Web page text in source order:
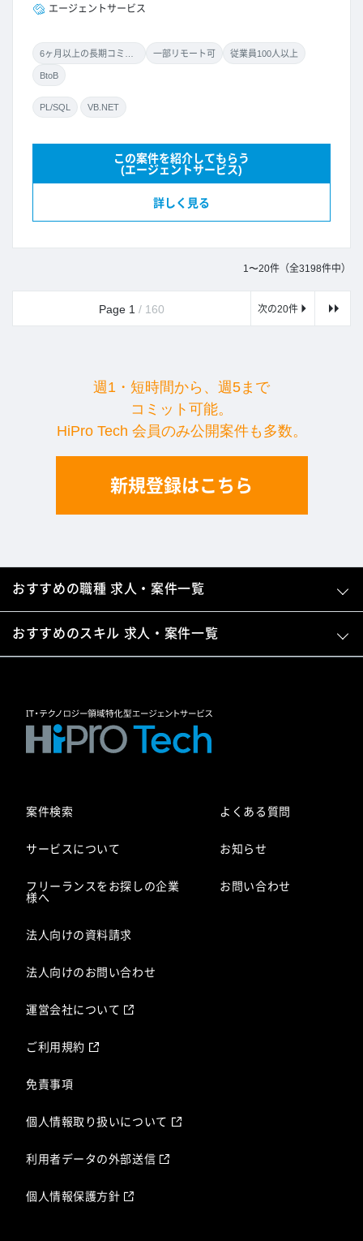
エージェントサービス
一部リモート可 従業員100人以上
BtoB
PL/SQL VB.NET
詳しく見る
この案件を紹介してもらう
(エージェントサービス)
Page 1 / 160 次の20件
1〜20件（全3198件中）
週1・短時間から、週5まで
コミット可能。
HiPro Tech 会員のみ公開案件も多数。
新規登録はこちら
おすすめの職種 求人・案件一覧
おすすめのスキル 求人・案件一覧
案件検索
サービスについて
フリーランスをお探しの企業
様へ
法人向けの資料請求
法人向けのお問い合わせ
よくある質問
お知らせ
お問い合わせ
運営会社について
ご利用規約
免責事項
個人情報取り扱いについて
利用者データの外部送信
個人情報保護方針